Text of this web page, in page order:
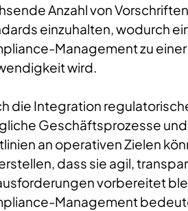
Anzahl von
einzuhalten, wodurch
Management zu
wird.
die Integration
Geschäftsprozesse
an operativen Zielen
dass sie agil,
vorbereitet
Management